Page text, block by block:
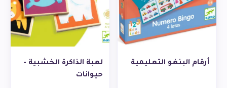
أرقام البنغو التعليمية
لعبة الذاكرة الخشبية -
حيوانات